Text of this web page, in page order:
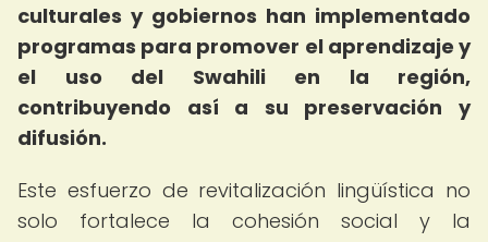
culturales y gobiernos han implementado
programas para promover el aprendizaje y
el uso del Swahili en la región,
contribuyendo así a su preservación y
difusión.
Este esfuerzo de revitalización lingüística no
solo fortalece la cohesión social y la